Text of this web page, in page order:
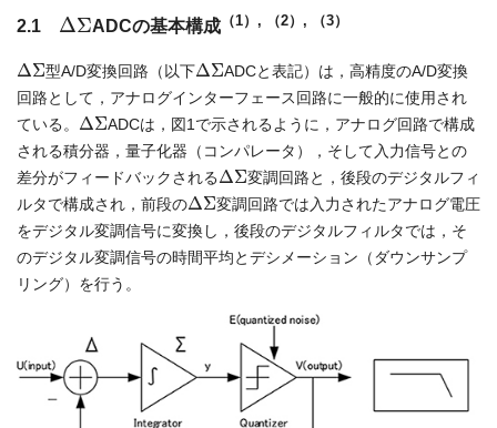
2.1
Δ Σ
ADCの基本構成（1）, （2）, （3）
Δ Σ型A/D変換回路（以下 Δ ΣADCと表記）は，高精度のA/D変換
回路として，アナログインターフェース回路に一般的に使用され
ている。
Δ ΣADCは，図1で示されるように，アナログ回路で構成
される積分器，量子化器（コンパレータ），そして入力信号との
差分がフィードバックされる Δ Σ変調回路と，後段のデジタルフィ
ルタで構成され，前段の Δ Σ変調回路では入力されたアナログ電圧
をデジタル変調信号に変換し，後段のデジタルフィルタでは，そ
のデジタル変調信号の時間平均とデシメーション（ダウンサンプ
リング）を行う。